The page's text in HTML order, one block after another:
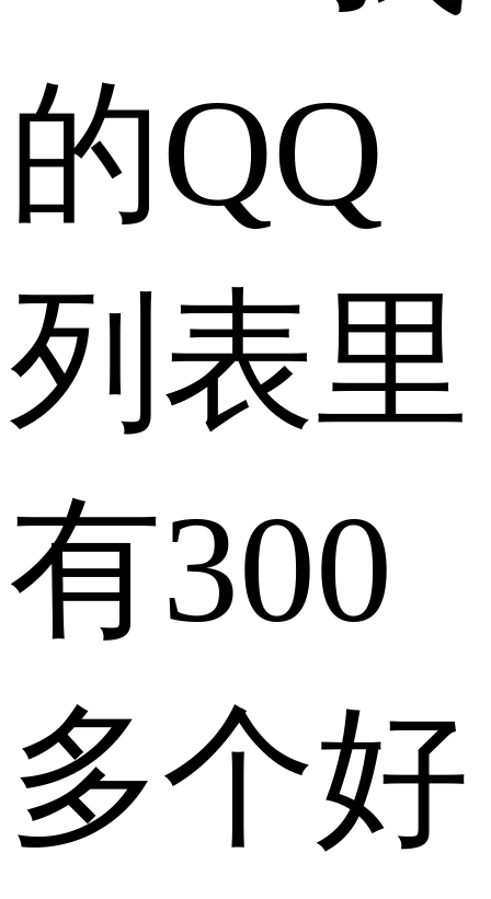
的QQ
列表里
有300
多个好